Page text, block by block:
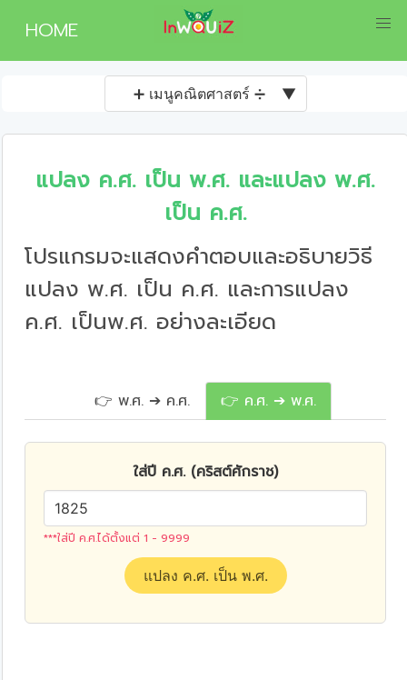
HOME
➕ เมนูคณิตศาสตร์ ➗ ▼
แปลง ค.ศ. เป็น พ.ศ. และแปลง พ.ศ.
เป็น ค.ศ.
โปรแกรมจะแสดงคำตอบและอธิบายวิธี
แปลง พ.ศ. เป็น ค.ศ. และการแปลง
ค.ศ. เป็นพ.ศ. อย่างละเอียด
👉 พ.ศ. ➔ ค.ศ. 👉 ค.ศ. ➔ พ.ศ.
ใส่ปี ค.ศ. (คริสต์ศักราช)
***ใส่ปี ค.ศ.ได้ตั้งแต่ 1 - 9999
แปลง ค.ศ. เป็น พ.ศ.